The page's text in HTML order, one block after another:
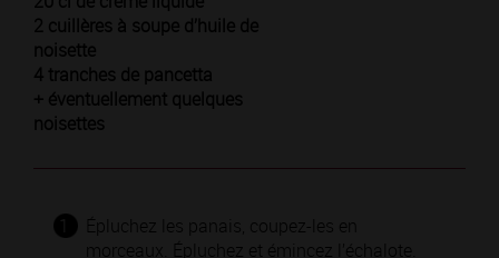
2 cuillères à soupe d’huile de
noisette
4 tranches de pancetta
+ éventuellement quelques
noisettes
Épluchez les panais, coupez-les en
morceaux. Épluchez et émincez l’échalote.